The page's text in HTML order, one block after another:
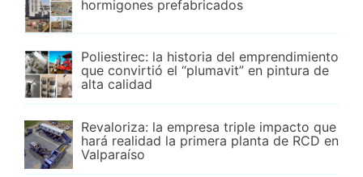
hormigones prefabricados
Poliestirec: la historia del emprendimiento
que convirtió el “plumavit” en pintura de
alta calidad
Revaloriza: la empresa triple impacto que
hará realidad la primera planta de RCD en
Valparaíso